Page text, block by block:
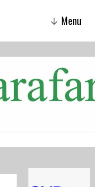
↓ Menu